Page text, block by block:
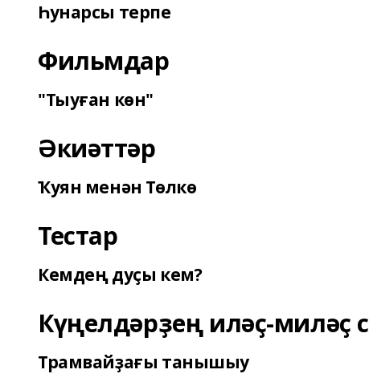
Һунарсы терпе
Фильмдар
"Тыуған көн"
Әкиәттәр
Ҡуян менән Төлкө
Тестар
Кемдең дуҫы кем?
Күңелдәрҙең иләҫ-миләҫ
Трамвайҙағы танышыу